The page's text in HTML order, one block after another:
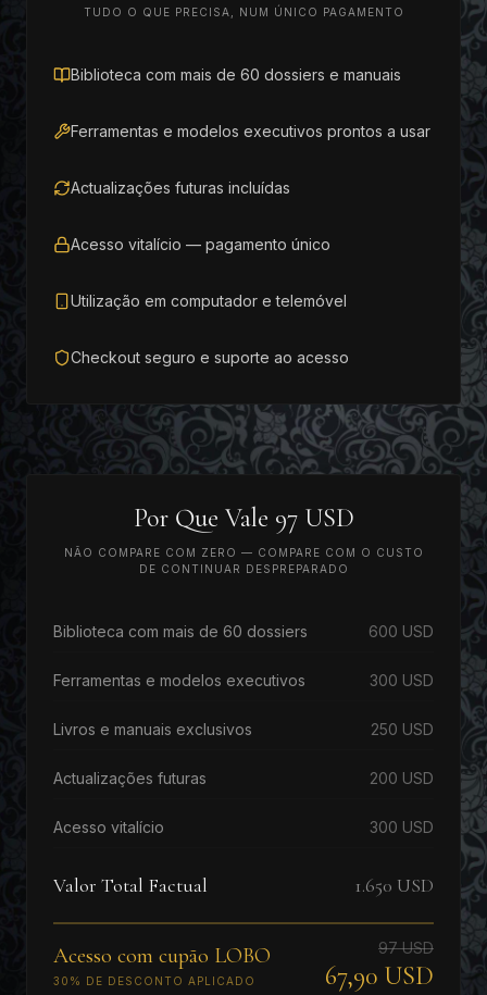
TUDO O QUE PRECISA, NUM ÚNICO PAGAMENTO
Biblioteca com mais de 60 dossiers e manuais
Ferramentas e modelos executivos prontos a usar
Actualizações futuras incluídas
Acesso vitalício — pagamento único
Utilização em computador e telemóvel
Checkout seguro e suporte ao acesso
Por Que Vale 97 USD
NÃO COMPARE COM ZERO — COMPARE COM O CUSTO
DE CONTINUAR DESPREPARADO
Biblioteca com mais de 60 dossiers 600 USD
Ferramentas e modelos executivos 300 USD
Livros e manuais exclusivos 250 USD
Actualizações futuras 200 USD
Acesso vitalício 300 USD
Valor Total Factual 1.650 USD
Acesso com cupão LOBO
30% DE DESCONTO APLICADO
97 USD
67,90 USD